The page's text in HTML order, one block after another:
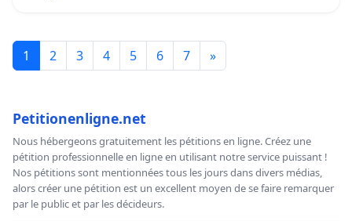
1 2 3 4 5 6 7 »
Petitionenligne.net
Nous hébergeons gratuitement les pétitions en ligne. Créez une
pétition professionnelle en ligne en utilisant notre service puissant !
Nos pétitions sont mentionnées tous les jours dans divers médias,
alors créer une pétition est un excellent moyen de se faire remarquer
par le public et par les décideurs.